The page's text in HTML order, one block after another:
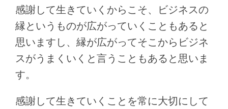
感謝して生きていくからこそ、ビジネスの
縁というものが広がっていくこともあると
思いますし、縁が広がってそこからビジネ
スがうまくいくと言うこともあると思いま
す。
感謝して生きていくことを常に大切にして